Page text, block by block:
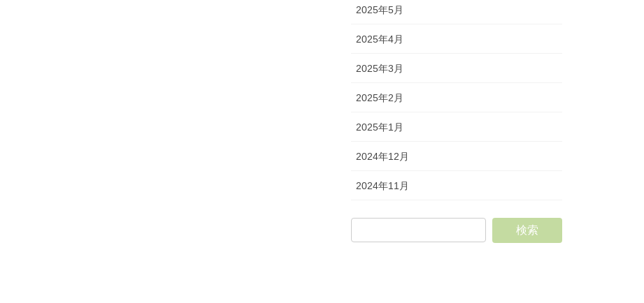
2025年5月
2025年4月
2025年3月
2025年2月
2025年1月
2024年12月
2024年11月